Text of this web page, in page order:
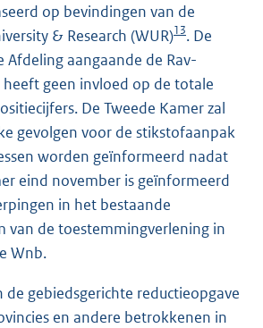
op bevindingen van de
& Research (WUR)13. De
Afdeling aangaande de Rav-
geen invloed op de totale
De Tweede Kamer zal
gevolgen voor de stikstofaanpak
worden geïnformeerd nadat
eind november is geïnformeerd
in het bestaande
van de toestemmingverlening in
Wnb.
de gebiedsgerichte reductieopgave
en andere betrokkenen in